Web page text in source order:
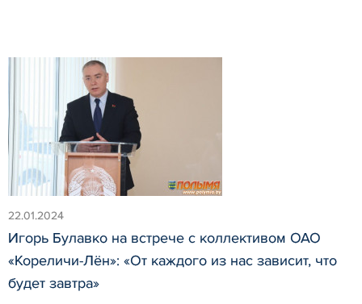
22.01.2024
Игорь Булавко на встрече с коллективом ОАО
«Кореличи-Лён»: «От каждого из нас зависит, что
будет завтра»